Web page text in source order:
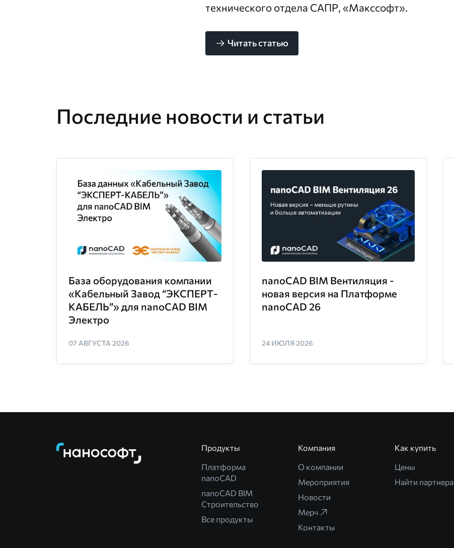
технического отдела САПР, «Макссофт».
Читать статью
Последние новости и статьи
База оборудования компании
«Кабельный Завод “ЭКСПЕРТ-
КАБЕЛЬ”» для nanoCAD BIM
Электро
07 АВГУСТА 2026
nanoCAD BIM Вентиляция -
новая версия на Платформе
nanoCAD 26
24 ИЮЛЯ 2026
Продукты
Платформа
nanoCAD
nanoCAD BIM
Строительство
Все продукты
Компания
О компании
Мероприятия
Новости
Мерч
Контакты
Как купить
Цены
Найти партнера